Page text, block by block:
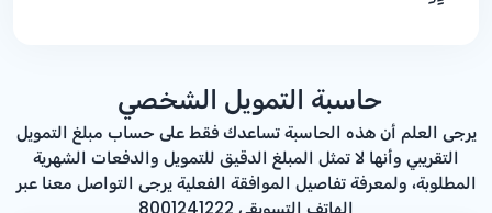
حاسبة التمويل الشخصي
يرجى العلم أن هذه الحاسبة تساعدك فقط على حساب مبلغ التمويل
التقريبي وأنها لا تمثل المبلغ الدقيق للتمويل والدفعات الشهرية
المطلوبة، ولمعرفة تفاصيل الموافقة الفعلية يرجى التواصل معنا عبر
الهاتف التسويقي 8001241222